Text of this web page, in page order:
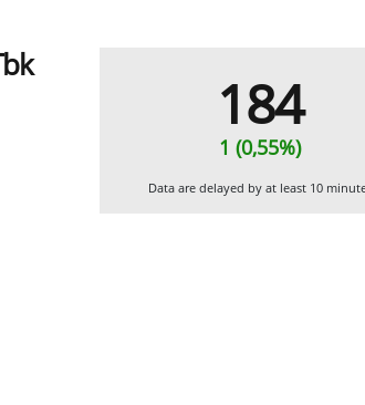
184
1 (0,55%)
Data are delayed by at least 10